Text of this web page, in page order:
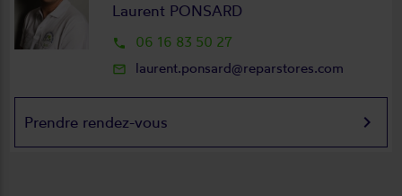
Laurent PONSARD
local_phone 06 16 83 50 27
mail_outline laurent.ponsard@reparstores.com
Prendre rendez-vous keyboard_arrow_right